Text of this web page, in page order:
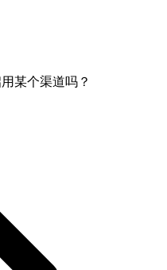
某个渠道吗？